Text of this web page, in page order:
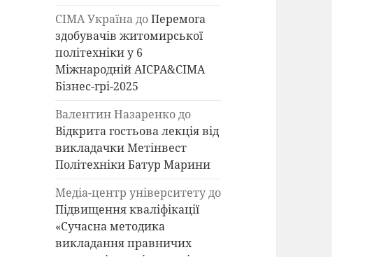
СІМА УкраїнадоПеремога
здобувачів житомирської
політехніки у 6
Міжнародній AICPA&СІМА
Бізнес-грі-2025
Валентин Назаренкодо
Відкрита гостьова лекція від
викладачки Метінвест
Політехніки Батур Марини
Медіа-центр університетудо
Підвищення кваліфікації
«Сучасна методика
викладання правничих